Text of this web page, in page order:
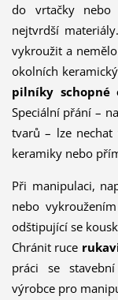
do vrtačky
nejtvrdší
vykroužit a
okolních
pilníky schopné
Speciální přání –
tvarů – lze
keramiky nebo
Při manipulaci,
nebo
odštipující se
Chránit ruce
práci se
výrobce pro